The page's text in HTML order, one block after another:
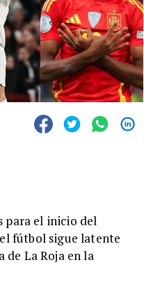
para el inicio del
fútbol sigue latente
de La Roja en la